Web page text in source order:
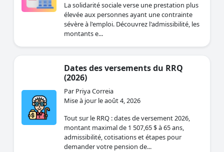
La solidarité sociale verse une prestation plus
élevée aux personnes ayant une contrainte
sévère à l'emploi. Découvrez l'admissibilité, les
montants e...
Dates des versements du RRQ
(2026)
Par Priya Correia
Mise à jour le août 4, 2026
Tout sur le RRQ : dates de versement 2026,
montant maximal de 1 507,65 $ à 65 ans,
admissibilité, cotisations et étapes pour
demander votre pension de...